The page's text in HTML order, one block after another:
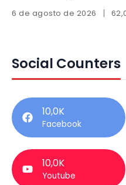
6 de agosto de 2026
Social Counters
10,0K
Facebook
10,0K
Youtube